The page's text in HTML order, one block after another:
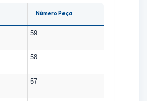
Número Peça
59
58
57